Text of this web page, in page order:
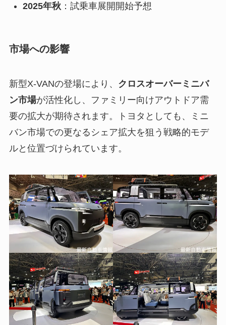
2025年秋：試乗車展開開始予想
市場への影響
新型X-VANの登場により、 クロスオーバーミニバ
ン市場が活性化し、ファミリー向けアウトドア需
要の拡大が期待されます。トヨタとしても、ミニ
バン市場での更なるシェア拡大を狙う戦略的モデ
ルと位置づけられています。